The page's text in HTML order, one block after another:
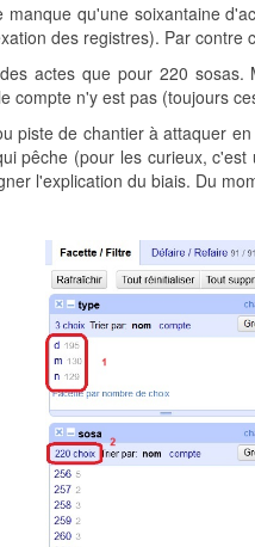
manque qu'une soixantaine
des registres). Par contre
actes que pour 220 sosas.
compte n'y est pas (toujours
piste de chantier à attaquer
pêche (pour les curieux,
l'explication du biais. Du